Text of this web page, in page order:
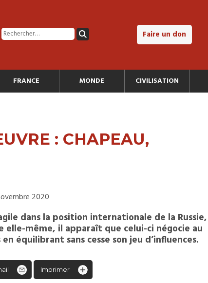
Faire un don
FRANCE MONDE CIVILISATION
: CHAPEAU,
2020
dans la position internationale de la Russie,
même, il apparaît que celui-ci négocie au
équilibrant sans cesse son jeu d’influences.
Imprimer